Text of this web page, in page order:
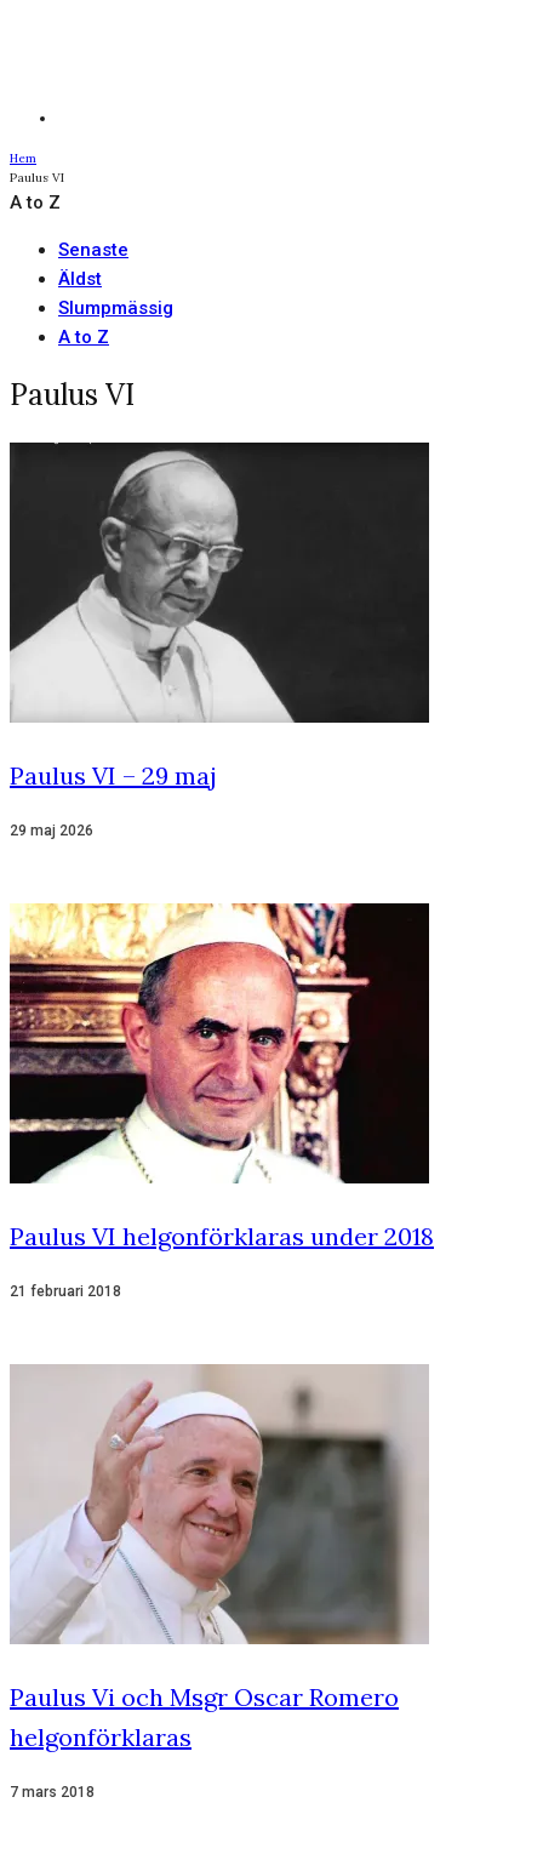
Hem
Paulus VI
A to Z
Senaste
Äldst
Slumpmässig
A to Z
Paulus VI
Paulus VI – 29 maj
29 maj 2026
Paulus VI helgonförklaras under 2018
21 februari 2018
Paulus Vi och Msgr Oscar Romero
helgonförklaras
7 mars 2018